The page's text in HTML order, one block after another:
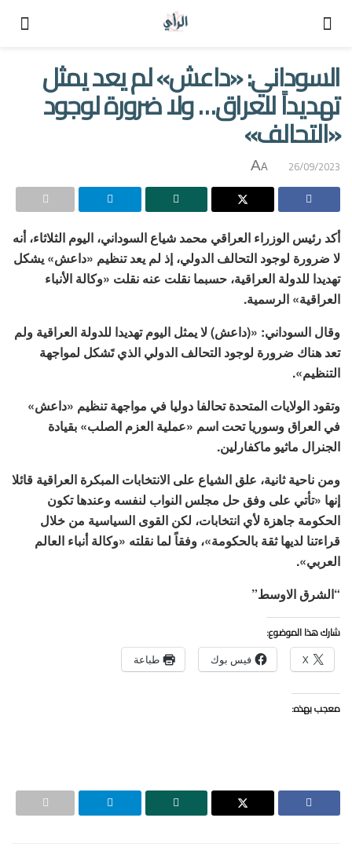
السوداني: «داعش» لم يعد يمثل
تهديداً للعراق… ولا ضرورة لوجود
«التحالف»
26/09/2023
A
A
أكد رئيس الوزراء العراقي محمد شياع السوداني، اليوم الثلاثاء، أنه
لا ضرورة لوجود التحالف الدولي، إذ لم يعد تنظيم «داعش» يشكل
تهديدا للدولة العراقية، حسبما نقلت عنه نقلت «وكالة الأنباء
العراقية» الرسمية.
وقال السوداني: «(داعش) لا يمثل اليوم تهديدا للدولة العراقية ولم
تعد هناك ضرورة لوجود التحالف الدولي الذي تَشكل لمواجهة
التنظيم».
وتقود الولايات المتحدة تحالفا دوليا في مواجهة تنظيم «داعش»
في العراق وسوريا تحت اسم «عملية العزم الصلب» بقيادة
الجنرال ماثيو ماكفارلين.
ومن ناحية ثانية، علق الشياع على الانتخابات المبكرة العراقية قائلا
إنها «تأتي على وفق حل مجلس النواب لنفسه وعندها تكون
الحكومة جاهزة لأي انتخابات، لكن القوى السياسية من خلال
قراءتنا لديها ثقة بالحكومة»، وفقاً لما نقلته «وكالة أنباء العالم
العربي».
“الشرق الاوسط”
شارك هذا الموضوع:
X فيس بوك طباعة
معجب بهذه: